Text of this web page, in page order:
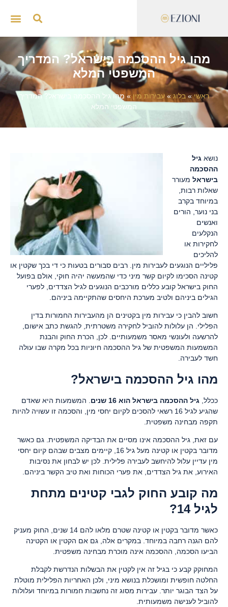
מהו גיל ההסכמה בישראל? המדריך
המשפטי המלא
ראשי»בלוג»עבירות מין» מהו גיל ההסכמה בישראל? המדריך
המשפטי המלא
נושא גיל
ההסכמה
בישראל מעורר
שאלות רבות,
במיוחד בקרב
בני נוער, הורים
ואנשים
הנקלעים
לחקירות או
להליכים
פליליים הנוגעים לעבירות מין. רבים סבורים בטעות כי די בכך שקטין או
קטינה הסכימו לקיום קשר מיני כדי שהמעשה יהיה חוקי, אולם בפועל
החוק בישראל קובע כללים מורכבים הנוגעים לגיל הצדדים, לפערי
הגילים ביניהם ולטיב מערכת היחסים שהתקיימה ביניהם.
חשוב להבין כי עבירות מין בקטינים הן מהעבירות החמורות בדין
הפלילי. הן עלולות להוביל לחקירה משטרתית, להגשת כתב אישום,
להרשעה ולעונשי מאסר משמעותיים. לכן, הכרת החוק והבנת
המשמעות המשפטית של גיל ההסכמה חיוניות בכל מקרה שבו עולה
חשד לעבירה.
מהו גיל ההסכמה בישראל?
ככלל, גיל ההסכמה בישראל הוא 16 שנים
. המשמעות היא שאדם
שהגיע לגיל 16 רשאי להסכים לקיום יחסי מין, והסכמה זו עשויה להיות
תקפה מבחינה משפטית.
עם זאת, גיל ההסכמה אינו מסיים את הבדיקה המשפטית. גם כאשר
מדובר בקטין או קטינה מעל גיל 16, קיימים מצבים שבהם קיום יחסי
מין עדיין עלול להיחשב לעבירה פלילית. לכן יש לבחון את נסיבות
האירוע, את גיל הצדדים, את פערי הכוחות ואת טיב הקשר ביניהם.
מה קובע החוק לגבי קטינים מתחת
לגיל 14?
כאשר מדובר בקטין או קטינה שטרם מלאו להם 14 שנים, החוק מעניק
להם הגנה רחבה במיוחד. במקרים אלה, גם אם הקטין או הקטינה
הביעו הסכמה, ההסכמה אינה מוכרת מבחינה משפטית.
המחוקק קבע כי בגיל זה אין לקטין את הבשלות הנדרשת לקבלת
החלטה חופשית ומושכלת בנושא מיני, ולכן האחריות הפלילית מוטלת
על הצד הבוגר יותר. עבירות מסוג זה נחשבות חמורות במיוחד ועלולות
להוביל לענישה משמעותית.